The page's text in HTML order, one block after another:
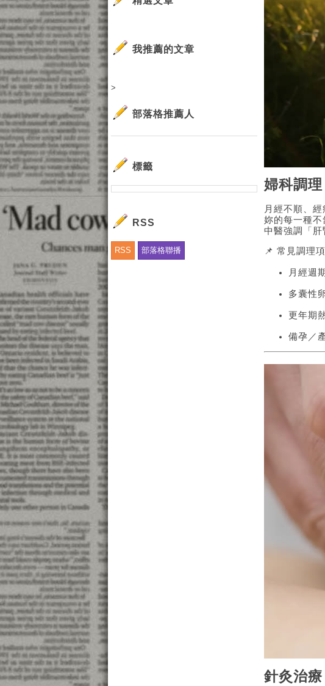
婦科調
月經不順、
妳的每一種不
中醫強調「肝
📌 常見調理項
月經週
多囊性
更年期
備孕／
針灸治
我推薦的文章
>
部落格推薦人
標籤
RSS
RSS 部落格聯播